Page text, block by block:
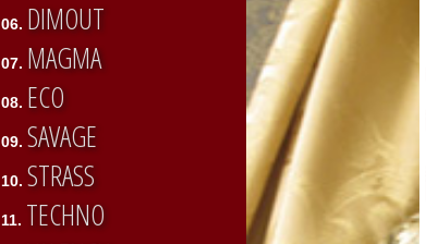
06. DIMOUT
07. MAGMA
08. ECO
09. SAVAGE
10. STRASS
11. TECHNO